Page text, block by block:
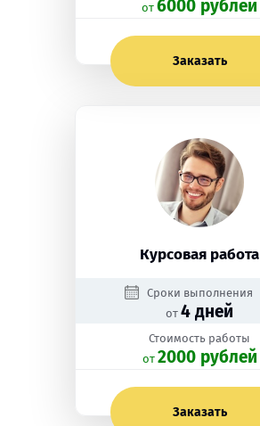
oт 6000 рублей
Заказать
Курсовая работа
Сроки выполнения
от 4 дней
Стоимость работы
oт 2000 рублей
Заказать